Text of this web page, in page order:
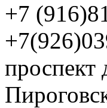
+7 (916)